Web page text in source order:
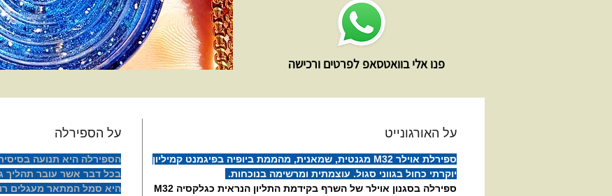
על האורגונייט
ספירלת אוילר M32 מגנטית, שמאנית, מהממת ביופיה בפיגמנט קמיליון
יוקרתי כחול בגווני סגול. עוצמתית ומרשימה בנוכחות.
ספירלה בסגנון אוילר של השרף בקידמת התליון הנראית כגלקסיה M32
על הספירלה
הספירלה היא תנועה
בכל דבר אשר עובר תהליך
היא סמל המתאר מעגלים
פנו אלי בוואטסאפ לפרטים ורכישה